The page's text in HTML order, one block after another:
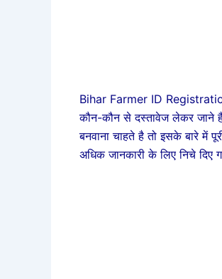
Bihar Farmer ID
कौन-कौन से दस्तावेज लेकर जाने है
बनवाना चाहते है तो इसके बारे में
अधिक जानकारी के लिए निचे